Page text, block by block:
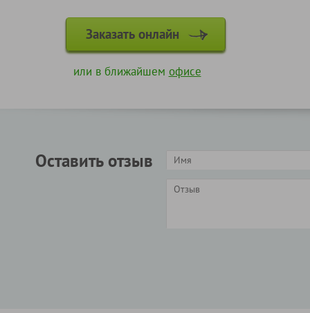
Заказать онлайн
или в ближайшем офисе
Оставить отзыв